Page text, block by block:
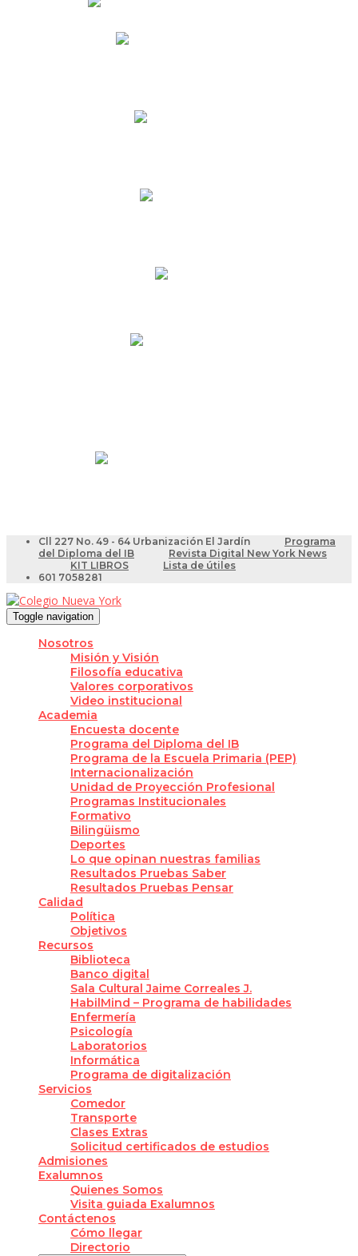
Cll 227 No. 49 - 64 Urbanización El Jardín
Programa
del Diploma del IB
Revista Digital New York News
KIT LIBROS
Lista de útiles
601 7058281
Toggle navigation
Nosotros
Misión y Visión
Filosofía educativa
Valores corporativos
Video institucional
Academia
Encuesta docente
Programa del Diploma del IB
Programa de la Escuela Primaria (PEP)
Internacionalización
Unidad de Proyección Profesional
Programas Institucionales
Formativo
Bilingüismo
Deportes
Lo que opinan nuestras familias
Resultados Pruebas Saber
Resultados Pruebas Pensar
Calidad
Política
Objetivos
Recursos
Biblioteca
Banco digital
Sala Cultural Jaime Correales J.
HabilMind – Programa de habilidades
Enfermería
Psicología
Laboratorios
Informática
Programa de digitalización
Servicios
Comedor
Transporte
Clases Extras
Solicitud certificados de estudios
Admisiones
Exalumnos
Quienes Somos
Visita guiada Exalumnos
Contáctenos
Cómo llegar
Directorio